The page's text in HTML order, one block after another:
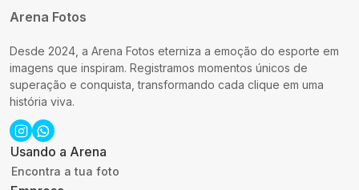
Arena Fotos
Desde 2024, a Arena Fotos eterniza a emoção do esporte em
imagens que inspiram. Registramos momentos únicos de
superação e conquista, transformando cada clique em uma
história viva.
Usando a Arena
Encontra a tua foto